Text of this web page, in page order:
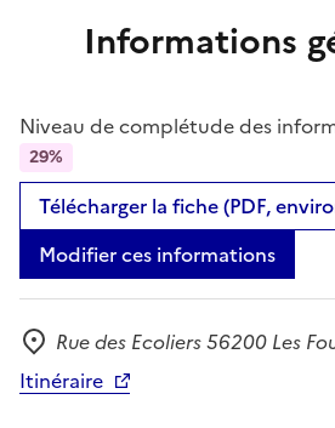
Informations
Niveau de complétude des
29%
Télécharger la fiche (PDF,
Modifier ces informations
Adresse
Rue des Ecoliers 56200 Les
Itinéraire